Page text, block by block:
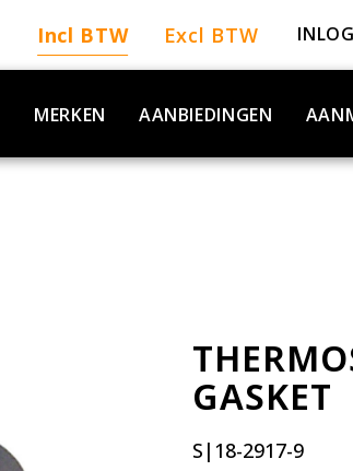
Incl BTW Excl BTW
MERKEN AANBIEDINGEN
GASKET
S|18-2917-9